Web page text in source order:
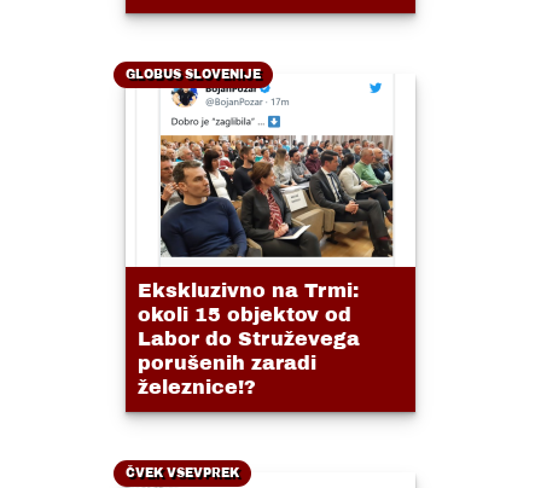
GLOBUS SLOVENIJE
Ekskluzivno na Trmi:
okoli 15 objektov od
Labor do Struževega
porušenih zaradi
železnice!?
ČVEK VSEVPREK